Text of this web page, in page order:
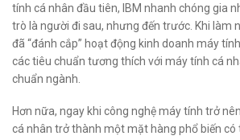
tính cá nhân đầu tiên, IBM nhanh chóng gia
trò là người đi sau, nhưng đến trước. Khi làm
đã “đánh cắp” hoạt động kinh doanh máy
các tiêu chuẩn tương thích với máy tính cá
chuẩn ngành.
Hơn nữa, ngay khi công nghệ máy tính trở
cá nhân trở thành một mặt hàng phổ biến có